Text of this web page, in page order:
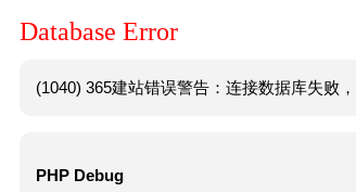
Database Error
(1040) 365建站错误警告：连接数据库失败
PHP Debug